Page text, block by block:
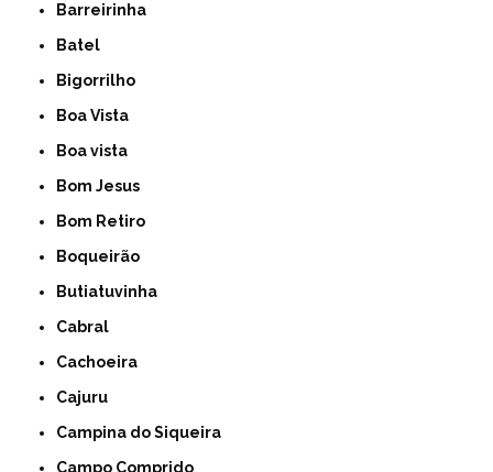
Barreirinha
Batel
Bigorrilho
Boa Vista
Boa vista
Bom Jesus
Bom Retiro
Boqueirão
Butiatuvinha
Cabral
Cachoeira
Cajuru
Campina do Siqueira
Campo Comprido